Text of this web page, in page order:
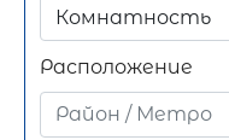
Комнатность
Расположение